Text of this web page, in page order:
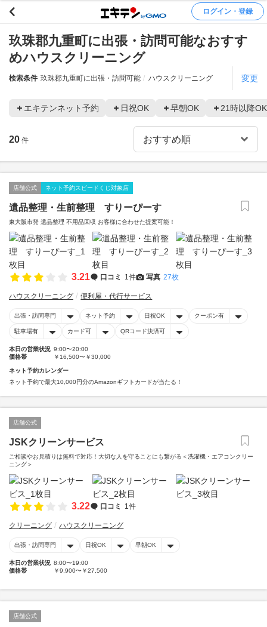
ログイン・登録
玖珠郡九重町に出張・訪問可能なおすす
めハウスクリーニング
検索条件 玖珠郡九重町に出張・訪問可能 ハウスクリーニング 変更
エキテンネット予約 日祝OK 早朝OK 21時以降OK
20 件
店舗公式 ネット予約スピードくじ対象店
遺品整理・生前整理 すりーぴーす
東大阪市発 遺品整理 不用品回収 お客様に合わせた提案可能！
3.21 口コミ 1件 写真 27枚
ハウスクリーニング 便利屋・代行サービス
出張・訪問専門 ネット予約 日祝OK クーポン有
駐車場有 カード可 QRコード決済可
本日の営業状況 9:00〜20:00
価格帯
￥16,500〜￥30,000
ネット予約カレンダー
ネット予約で最大10,000円分のAmazonギフトカードが当たる！
店舗公式
JSKクリーンサービス
ご相談やお見積りは無料で対応！大切な人を守ることにも繋がる＜洗濯機・エアコンクリー
ニング＞
3.22 口コミ 1件
クリーニング ハウスクリーニング
出張・訪問専門 日祝OK 早朝OK
本日の営業状況 8:00〜19:00
価格帯
￥9,900〜￥27,500
店舗公式